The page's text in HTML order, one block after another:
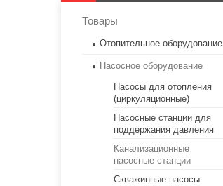
Товары
Отопительное оборудование
Насосное оборудование
Насосы для отопления
(циркуляционные)
Насосные станции для
поддержания давления
Канализационные
насосные станции
Скважинные насосы